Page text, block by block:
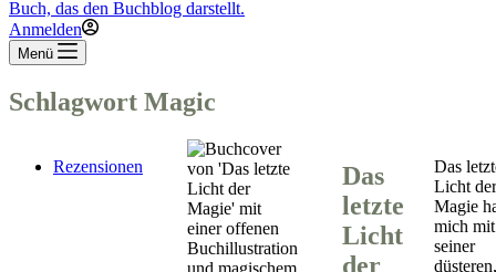
Anmelden
Menü
Schlagwort Magic
Rezensionen
Das
letzte
Licht
der
Das
Licht der
Magie
mich mit
seiner
düsteren,